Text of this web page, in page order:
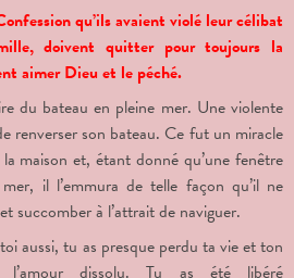
qu’ils avaient violé leur célibat
doivent quitter pour toujours la
aimer Dieu et le péché.
du bateau en pleine mer. Une violente
renverser son bateau. Ce fut un miracle
maison et, étant donné qu’une fenêtre
il l’emmura de telle façon qu’il ne
succomber à l’attrait de naviguer.
aussi, tu as presque perdu ta vie et ton
dissolu. Tu as été libéré